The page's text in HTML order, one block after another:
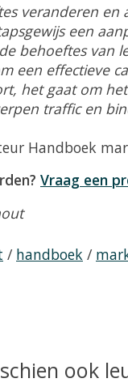
veranderen
een
behoeftes van
een effectieve
het gaat om
traffic en
Handboek
Vraag een
/ handboek /
ook